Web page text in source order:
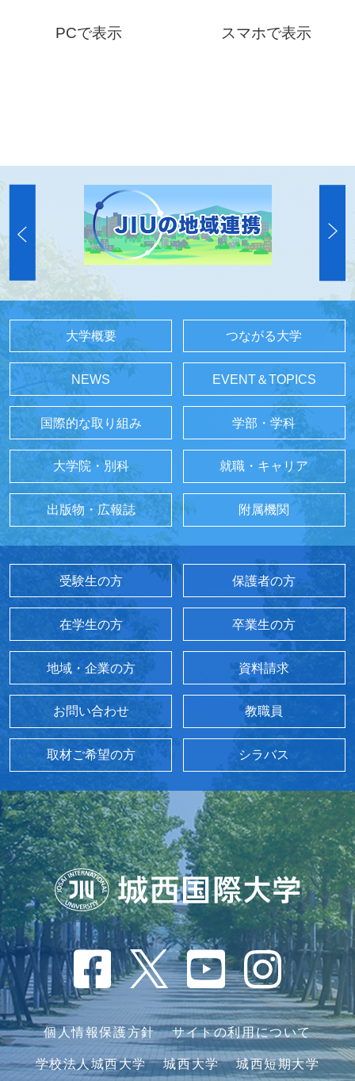
PCで表示 スマホで表示
大学概要 つながる大学
NEWS EVENT＆TOPICS
国際的な取り組み 学部・学科
大学院・別科 就職・キャリア
出版物・広報誌 附属機関
受験生の方 保護者の方
在学生の方 卒業生の方
地域・企業の方 資料請求
お問い合わせ 教職員
取材ご希望の方 シラバス
個人情報保護方針 サイトの利用について
学校法人城西大学 城西大学 城西短期大学